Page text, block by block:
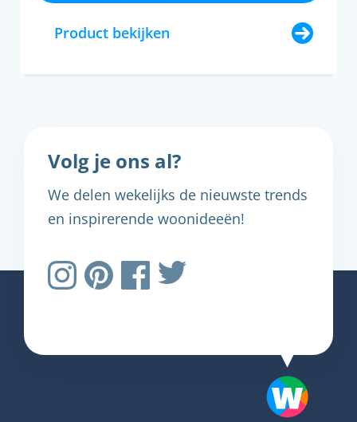
Product bekijken
Volg je ons al?
We delen wekelijks de nieuwste trends
en inspirerende woonideeën!